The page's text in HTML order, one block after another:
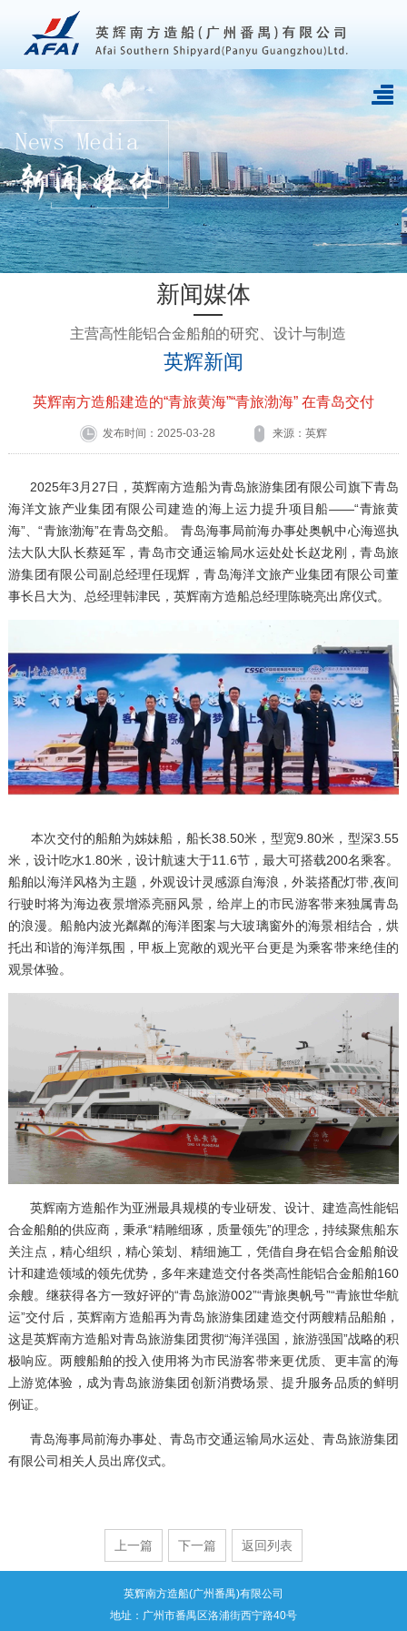
新闻媒体
主营高性能铝合金船舶的研究、设计与制造
英辉新闻
英辉南方造船建造的“青旅黄海”“青旅渤海” 在青岛交付
发布时间：2025-03-28 来源：英辉
2025年3月27日，英辉南方造船为青岛旅游集团有限公司旗下青岛
海洋文旅产业集团有限公司建造的海上运力提升项目船——“青旅黄
海”、“青旅渤海”在青岛交船。 青岛海事局前海办事处奥帆中心海巡执
法大队大队长蔡延军，青岛市交通运输局水运处处长赵龙刚，青岛旅
游集团有限公司副总经理任现辉，青岛海洋文旅产业集团有限公司董
事长吕大为、总经理韩津民，英辉南方造船总经理陈晓亮出席仪式。
本次交付的船舶为姊妹船，船长38.50米，型宽9.80米，型深3.55
米，设计吃水1.80米，设计航速大于11.6节，最大可搭载200名乘客。
船舶以海洋风格为主题，外观设计灵感源自海浪，外装搭配灯带,夜间
行驶时将为海边夜景增添亮丽风景，给岸上的市民游客带来独属青岛
的浪漫。船舱内波光粼粼的海洋图案与大玻璃窗外的海景相结合，烘
托出和谐的海洋氛围，甲板上宽敞的观光平台更是为乘客带来绝佳的
观景体验。
英辉南方造船作为亚洲最具规模的专业研发、设计、建造高性能铝
合金船舶的供应商，秉承“精雕细琢，质量领先”的理念，持续聚焦船东
关注点，精心组织，精心策划、精细施工，凭借自身在铝合金船舶设
计和建造领域的领先优势，多年来建造交付各类高性能铝合金船舶160
余艘。继获得各方一致好评的“青岛旅游002”“青旅奥帆号”“青旅世华航
运”交付后，英辉南方造船再为青岛旅游集团建造交付两艘精品船舶，
这是英辉南方造船对青岛旅游集团贯彻“海洋强国，旅游强国”战略的积
极响应。两艘船舶的投入使用将为市民游客带来更优质、更丰富的海
上游览体验，成为青岛旅游集团创新消费场景、提升服务品质的鲜明
例证。
青岛海事局前海办事处、青岛市交通运输局水运处、青岛旅游集团
有限公司相关人员出席仪式。
上一篇 下一篇 返回列表
英辉南方造船(广州番禺)有限公司
地址：广州市番禺区洛浦街西宁路40号